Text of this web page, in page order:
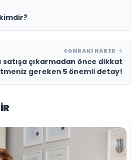
SONRAKI HABER
satışa çıkarmadan önce dikkat
gereken 5 önemli detay!